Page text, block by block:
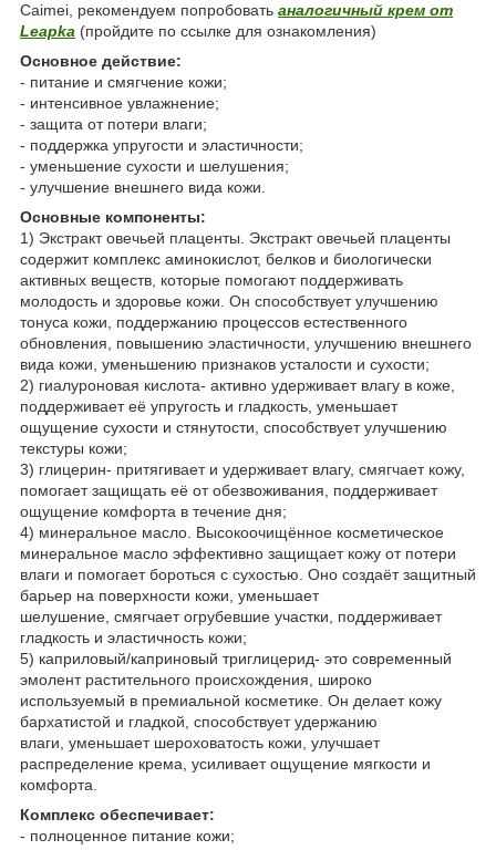
Caimei, рекомендуем попробовать аналогичный крем от
Leapka (пройдите по ссылке для ознакомления)
Основное действие:
- питание и смягчение кожи;
- интенсивное увлажнение;
- защита от потери влаги;
- поддержка упругости и эластичности;
- уменьшение сухости и шелушения;
- улучшение внешнего вида кожи.
Основные компоненты:
1) Экстракт овечьей плаценты. Экстракт овечьей плаценты
содержит комплекс аминокислот, белков и биологически
активных веществ, которые помогают поддерживать
молодость и здоровье кожи. Он способствует улучшению
тонуса кожи, поддержанию процессов естественного
обновления, повышению эластичности, улучшению внешнего
вида кожи, уменьшению признаков усталости и сухости;
2) гиалуроновая кислота- активно удерживает влагу в коже,
поддерживает её упругость и гладкость, уменьшает
ощущение сухости и стянутости, способствует улучшению
текстуры кожи;
3) глицерин- притягивает и удерживает влагу, смягчает кожу,
помогает защищать её от обезвоживания, поддерживает
ощущение комфорта в течение дня;
4) минеральное масло. Высокоочищённое косметическое
минеральное масло эффективно защищает кожу от потери
влаги и помогает бороться с сухостью. Оно создаёт защитный
барьер на поверхности кожи, уменьшает
шелушение, смягчает огрубевшие участки, поддерживает
гладкость и эластичность кожи;
5) каприловый/каприновый триглицерид- это современный
эмолент растительного происхождения, широко
используемый в премиальной косметике. Он делает кожу
бархатистой и гладкой, способствует удержанию
влаги, уменьшает шероховатость кожи, улучшает
распределение крема, усиливает ощущение мягкости и
комфорта.
Комплекс обеспечивает:
- полноценное питание кожи;